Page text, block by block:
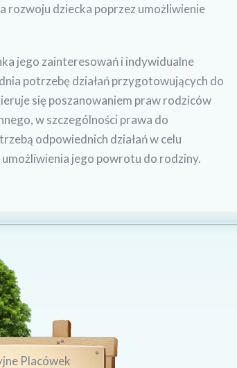
rozwoju dziecka poprzez umożliwienie
jego zainteresowań i indywidualne
potrzebę działań przygotowujących do
się poszanowaniem praw rodziców
w szczególności prawa do
odpowiednich działań w celu
jego powrotu do rodziny.
Placówek